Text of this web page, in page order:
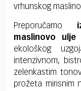
vrhunskog
Preporučamo
maslinovo
ekološkog
intenzivnom,
zelenkastim
prožeta mirisnim